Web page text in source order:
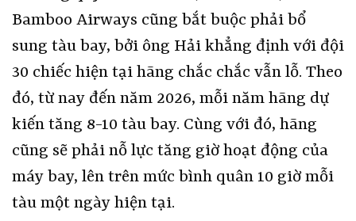
Bamboo Airways cũng bắt buộc phải bổ
sung tàu bay, bởi ông Hải khẳng định với đội
30 chiếc hiện tại hãng chắc chắc vẫn lỗ. Theo
đó, từ nay đến năm 2026, mỗi năm hãng dự
kiến tăng 8-10 tàu bay. Cùng với đó, hãng
cũng sẽ phải nỗ lực tăng giờ hoạt động của
máy bay, lên trên mức bình quân 10 giờ mỗi
tàu một ngày hiện tại.